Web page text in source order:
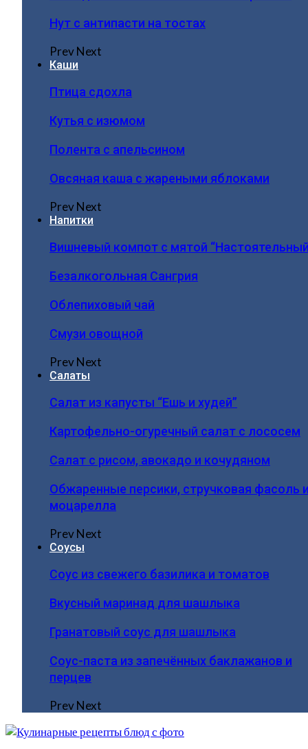
Нут с антипасти на тостах
PrevNext
Каши
Птица сдохла
Кутья с изюмом
Полента с апельсином
Овсяная каша с жареными яблоками
PrevNext
Напитки
Вишневый компот с мятой
Безалкогольная Сангрия
Облепиховый чай
Смузи овощной
PrevNext
Салаты
Салат из капусты “Ешь и худей”
Картофельно-огуречный салат с лососем
Салат с рисом, авокадо и кочудяном
Обжаренные персики, стручковая фасоль
моцарелла
PrevNext
Соусы
Соус из свежего базилика и томатов
Вкусный маринад для шашлыка
Гранатовый соус для шашлыка
Соус-паста из запечённых баклажанов и
перцев
PrevNext